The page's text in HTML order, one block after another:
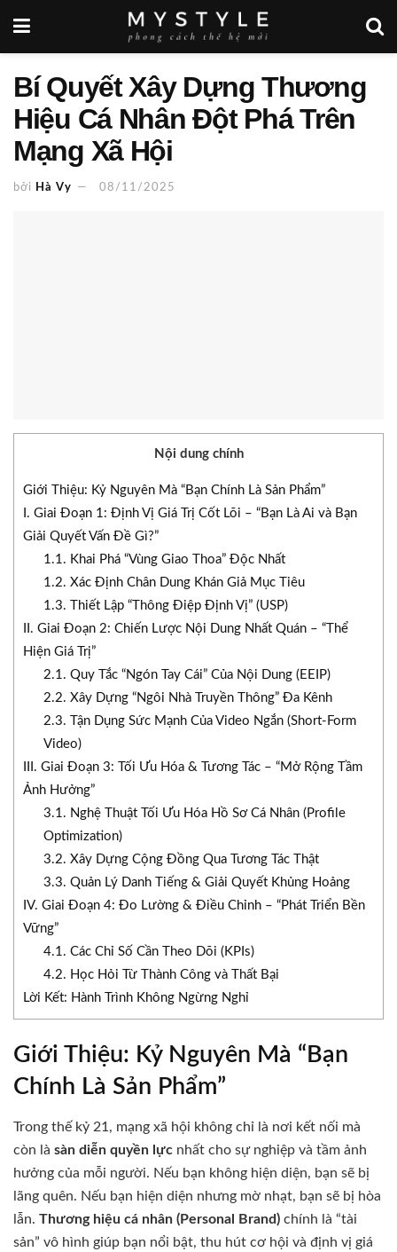
Bí Quyết Xây Dựng Thương
Hiệu Cá Nhân Đột Phá Trên
Mạng Xã Hội
bởi Hà Vy 08/11/2025
Nội dung chính
Giới Thiệu: Kỷ Nguyên Mà “Bạn Chính Là Sản Phẩm”
I. Giai Đoạn 1: Định Vị Giá Trị Cốt Lõi – “Bạn Là Ai và Bạn
Giải Quyết Vấn Đề Gì?”
1.1. Khai Phá “Vùng Giao Thoa” Độc Nhất
1.2. Xác Định Chân Dung Khán Giả Mục Tiêu
1.3. Thiết Lập “Thông Điệp Định Vị” (USP)
II. Giai Đoạn 2: Chiến Lược Nội Dung Nhất Quán – “Thể
Hiện Giá Trị”
2.1. Quy Tắc “Ngón Tay Cái” Của Nội Dung (EEIP)
2.2. Xây Dựng “Ngôi Nhà Truyền Thông” Đa Kênh
2.3. Tận Dụng Sức Mạnh Của Video Ngắn (Short-Form
Video)
III. Giai Đoạn 3: Tối Ưu Hóa & Tương Tác – “Mở Rộng Tầm
Ảnh Hưởng”
3.1. Nghệ Thuật Tối Ưu Hóa Hồ Sơ Cá Nhân (Profile
Optimization)
3.2. Xây Dựng Cộng Đồng Qua Tương Tác Thật
3.3. Quản Lý Danh Tiếng & Giải Quyết Khủng Hoảng
IV. Giai Đoạn 4: Đo Lường & Điều Chỉnh – “Phát Triển Bền
Vững”
4.1. Các Chỉ Số Cần Theo Dõi (KPIs)
4.2. Học Hỏi Từ Thành Công và Thất Bại
Lời Kết: Hành Trình Không Ngừng Nghỉ
Giới Thiệu: Kỷ Nguyên Mà “Bạn
Chính Là Sản Phẩm”
Trong thế kỷ 21, mạng xã hội không chỉ là nơi kết nối mà
còn là sàn diễn quyền lực nhất cho sự nghiệp và tầm ảnh
hưởng của mỗi người. Nếu bạn không hiện diện, bạn sẽ bị
lãng quên. Nếu bạn hiện diện nhưng mờ nhạt, bạn sẽ bị hòa
lẫn. Thương hiệu cá nhân (Personal Brand) chính là “tài
sản” vô hình giúp bạn nổi bật, thu hút cơ hội và định vị giá